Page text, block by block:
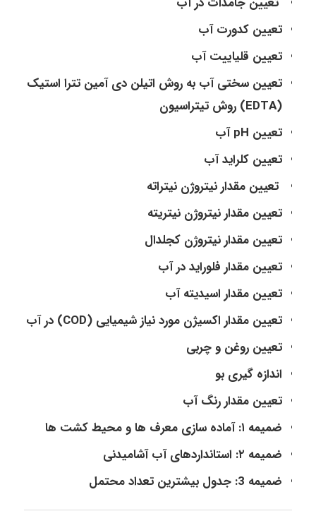
تعیین کدورت آب
تعيين قلیاییت آب
تعیین سختی آب به روش اتیلن دی آمین تترا استیک
(EDTA) روش تیتراسیون
تعیین pH آب
تعیین کلراید آب
تعیین مقدار نیتروژن نیتراته
تعیین مقدار نیتروژن نیتریته
تعیین مقدار نیتروژن کجلدال
تعیین مقدار فلوراید در آب
تعیین مقدار اسیدیته آب
تعیین مقدار اکسیژن مورد نیاز شیمیایی (COD) در آب
تعیین روغن و چربی
اندازه گیری بو
تعیین مقدار رنگ آب
ضمیمه ۱: آماده سازی معرف ها و محیط کشت ها
ضمیمه ۲: استانداردهای آب آشامیدنی
ضمیمه 3: جدول بیشترین تعداد محتمل